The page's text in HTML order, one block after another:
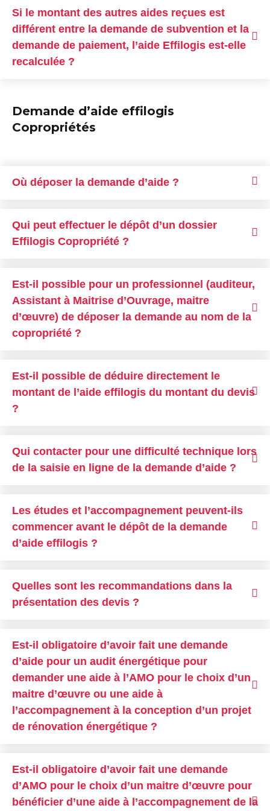
Si le montant des autres aides reçues est
différent entre la demande de subvention et la
demande de paiement, l’aide Effilogis est-elle
recalculée ?
Demande d’aide effilogis
Copropriétés
Où déposer la demande d’aide ?
Qui peut effectuer le dépôt d’un dossier
Effilogis Copropriété ?
Est-il possible pour un professionnel (auditeur,
Assistant à Maitrise d’Ouvrage, maitre
d’œuvre) de déposer la demande au nom de la
copropriété ?
Est-il possible de déduire directement le
montant de l’aide effilogis du montant du devis
?
Qui contacter pour une difficulté technique lors
de la saisie en ligne de la demande d’aide ?
Les études et l’accompagnement peuvent-ils
commencer avant le dépôt de la demande
d’aide effilogis ?
Quelles sont les recommandations dans la
présentation des devis ?
Est-il obligatoire d’avoir fait une demande
d’aide pour un audit énergétique pour
demander une aide à l’AMO pour le choix d’un
maitre d’œuvre ou une aide à
l’accompagnement à la conception d’un projet
de rénovation énergétique ?
Est-il obligatoire d’avoir fait une demande
d’AMO pour le choix d’un maitre d’œuvre pour
bénéficier d’une aide à l’accompagnement de la